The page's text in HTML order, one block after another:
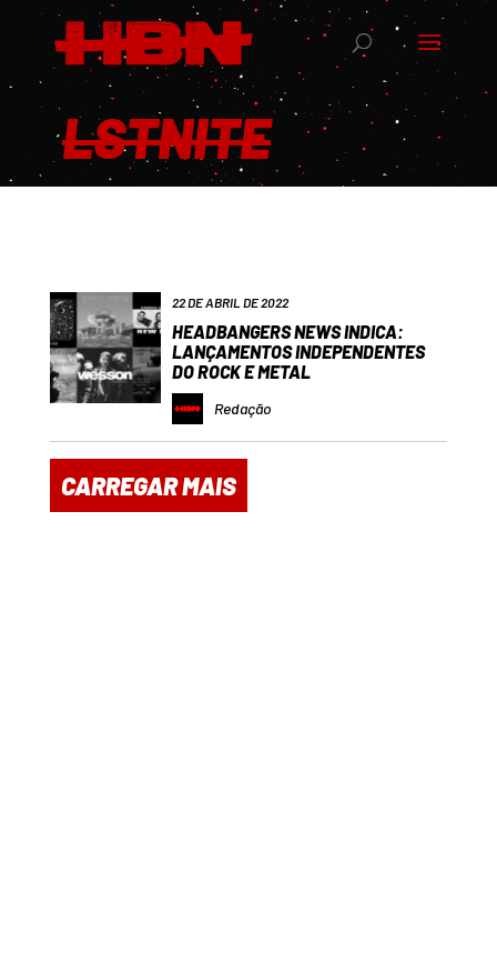
LSTNITE
22 DE ABRIL DE 2022
HEADBANGERS NEWS INDICA:
LANÇAMENTOS INDEPENDENTES
DO ROCK E METAL
Redação
CARREGAR MAIS